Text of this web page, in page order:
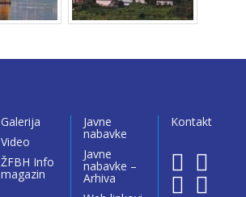
Galerija
Video
ŽFBH Info
magazin
Javne
nabavke
Javne
nabavke –
Arhiva
Kontakt